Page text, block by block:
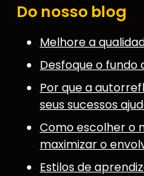
Do nosso blog
Melhore a
Desfoque o fundo
Por que a
seus sucessos
Como escolher o
maximizar o
Estilos de